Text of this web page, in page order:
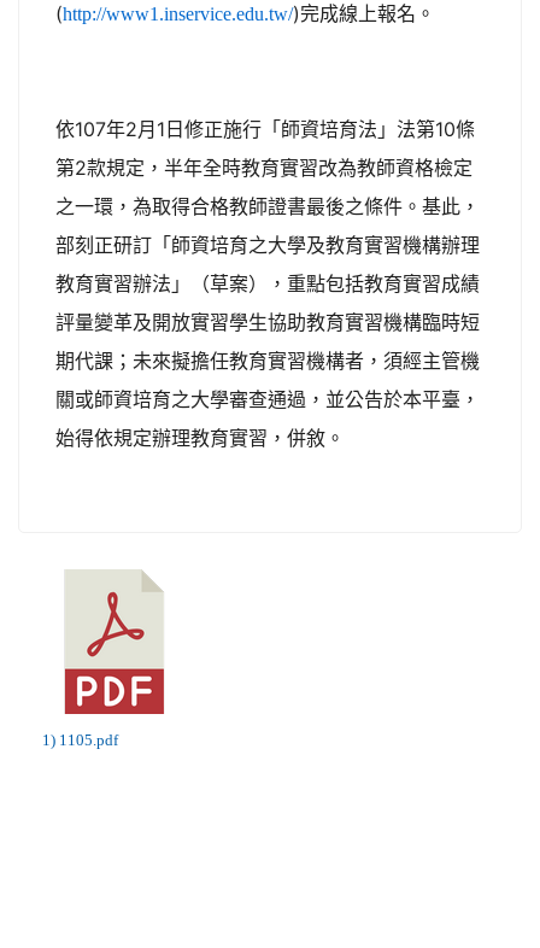
(http://www1.inservice.edu.tw/)完成線上報名。
依107年2月1日修正施行「師資培育法」法第10條
第2款規定，半年全時教育實習改為教師資格檢定
之一環，為取得合格教師證書最後之條件。基此，
部刻正研訂「師資培育之大學及教育實習機構辦理
教育實習辦法」（草案），重點包括教育實習成績
評量變革及開放實習學生協助教育實習機構臨時短
期代課；未來擬擔任教育實習機構者，須經主管機
關或師資培育之大學審查通過，並公告於本平臺，
始得依規定辦理教育實習，併敘。
1) 1105.pdf